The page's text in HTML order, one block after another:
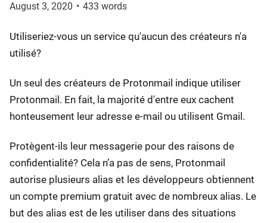
August 3, 2020 • 433 words
Utiliseriez-vous un service qu'aucun des créateurs n'a
utilisé?
Un seul des créateurs de Protonmail indique utiliser
Protonmail. En fait, la majorité d'entre eux cachent
honteusement leur adresse e-mail ou utilisent Gmail.
Protègent-ils leur messagerie pour des raisons de
confidentialité? Cela n’a pas de sens, Protonmail
autorise plusieurs alias et les développeurs obtiennent
un compte premium gratuit avec de nombreux alias. Le
but des alias est de les utiliser dans des situations